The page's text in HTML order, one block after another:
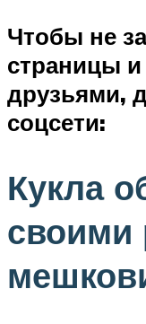
Чтобы не
страницы
друзьями,
соцсети:
Кукла
своими